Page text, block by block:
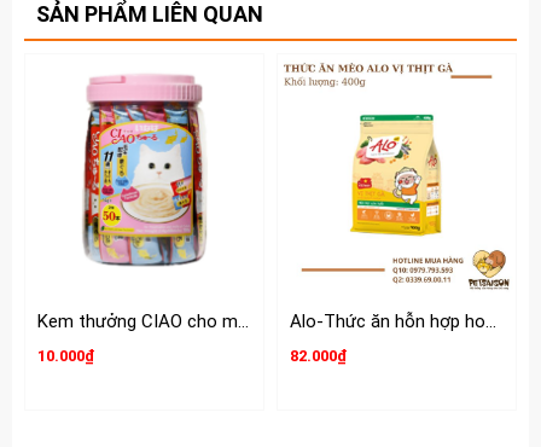
SẢN PHẨM LIÊN QUAN
Kem thưởng CIAO cho mèo hộp 50 tuýp
10.000₫
Alo-Thức ăn hỗn hợp hoàn chỉnh và cân bằng dinh dưỡng cho Mèo
82.000₫